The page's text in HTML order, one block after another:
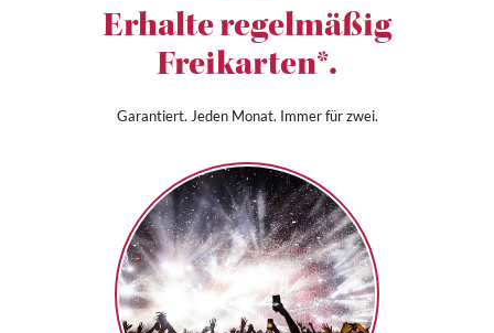
Erhalte regelmäßig
Freikarten*.
Garantiert. Jeden Monat. Immer für zwei.